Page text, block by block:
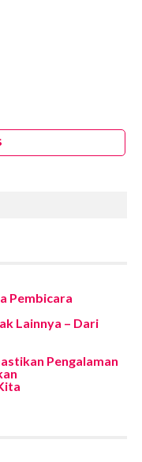
Pembicara
Lainnya – Dari
Pengalaman